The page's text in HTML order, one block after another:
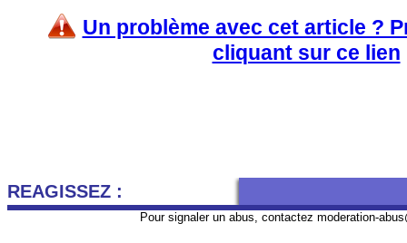
Un problème avec cet article ?
cliquant sur ce lien
REAGISSEZ :
Pour signaler un abus, contactez moderation-